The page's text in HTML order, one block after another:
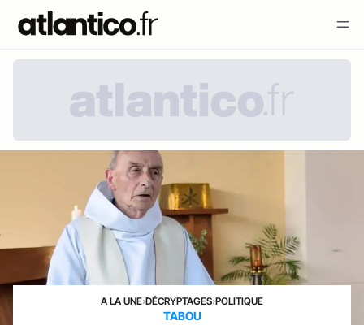
A LA UNE›DÉCRYPTAGES›POLITIQUE
TABOU